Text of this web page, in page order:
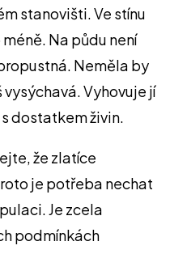
stanovišti. Ve stínu
Na půdu není
Neměla by
Vyhovuje jí
dostatkem živin.
že zlatíce
je potřeba nechat
Je zcela
podmínkách